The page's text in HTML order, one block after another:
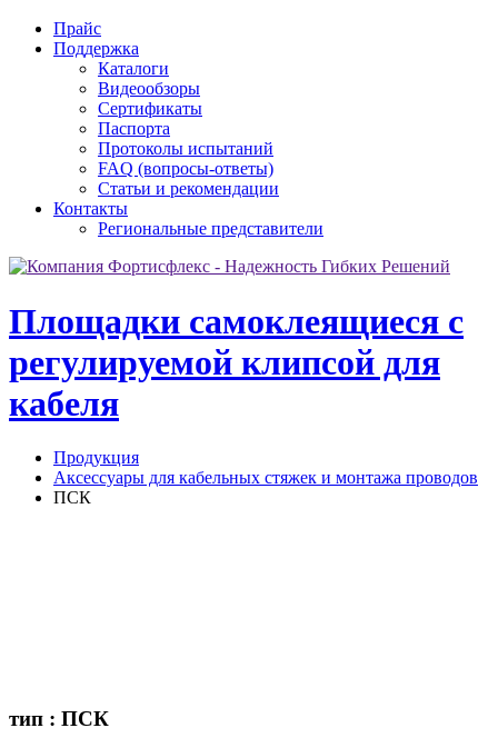
Прайс
Поддержка
Каталоги
Видеообзоры
Сертификаты
Паспорта
Протоколы испытаний
FAQ (вопросы-ответы)
Статьи и рекомендации
Контакты
Региональные представители
Площадки самоклеящиеся с
регулируемой клипсой для
кабеля
Продукция
Аксессуары для кабельных стяжек и монтажа проводов
ПСК
тип : ПСК